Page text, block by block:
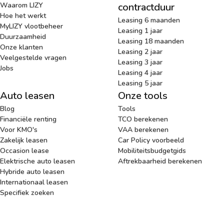
Waarom LIZY
Hoe het werkt
MyLIZY vlootbeheer
Duurzaamheid
Onze klanten
Veelgestelde vragen
Jobs
contractduur
Leasing 6 maanden
Leasing 1 jaar
Leasing 18 maanden
Leasing 2 jaar
Leasing 3 jaar
Leasing 4 jaar
Leasing 5 jaar
Auto leasen
Blog
Financiële renting
Voor KMO's
Zakelijk leasen
Occasion lease
Elektrische auto leasen
Hybride auto leasen
Internationaal leasen
Specifiek zoeken
Onze tools
Tools
TCO berekenen
VAA berekenen
Car Policy voorbeeld
Mobiliteitsbudgetgids
Aftrekbaarheid berekenen